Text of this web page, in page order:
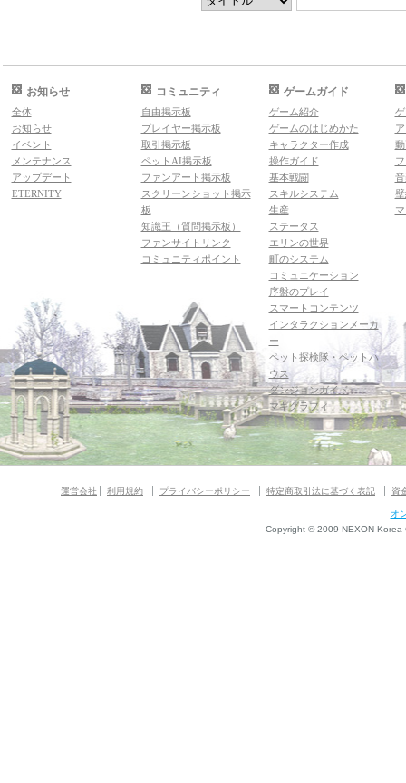
お知らせ
全体
お知らせ
イベント
メンテナンス
アップデート
ETERNITY
コミュニティ
自由掲示板
プレイヤー掲示板
取引掲示板
ペットAI掲示板
ファンアート掲示板
スクリーンショット掲示
板
知識王（質問掲示板）
ファンサイトリンク
コミュニティポイント
ゲームガイド
ゲーム紹介
ゲームのはじめかた
キャラクター作成
操作ガイド
基本戦闘
スキルシステム
生産
ステータス
エリンの世界
町のシステム
コミュニケーション
序盤のプレイ
スマートコンテンツ
インタラクションメーカ
ー
ペット探検隊・ペットハ
ウス
ダンジョンガイド
マギグラフィ
運営会社 利用規約 プライバシーポリシー 特定商取引法に基づく表記 資
オ
Copyright © 2009 NEXON Korea